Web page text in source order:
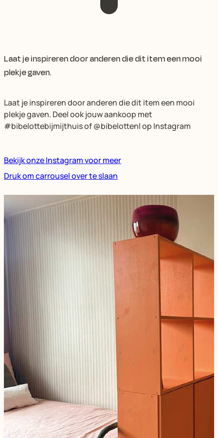
Laat je inspireren door anderen die dit item een mooi
plekje gaven.
Laat je inspireren door anderen die dit item een mooi
plekje gaven. Deel ook jouw aankoop met
#bibelottebijmijthuis of @bibelottenl op Instagram
Bekijk onze Instagram voor meer
Druk om carrousel over te slaan